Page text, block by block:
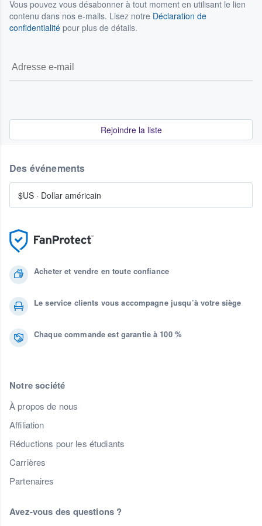
Vous pouvez vous désabonner à tout moment en utilisant le lien
contenu dans nos e-mails. Lisez notre Déclaration de
confidentialité pour plus de détails.
Rejoindre la liste
Acheter et vendre en toute confiance
Le service clients vous accompagne jusqu’à votre siège
Chaque commande est garantie à 100 %
Notre société
À propos de nous
Affiliation
Réductions pour les étudiants
Carrières
Partenaires
Avez-vous des questions ?
Des événements
$US · Dollar américain